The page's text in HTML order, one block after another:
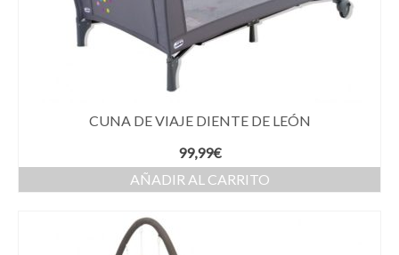
CUNA DE VIAJE DIENTE DE LEÓN
99,99€
AÑADIR AL CARRITO